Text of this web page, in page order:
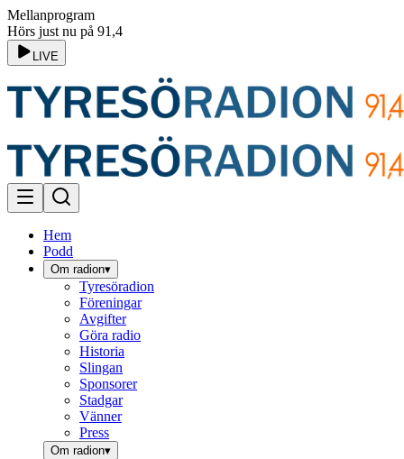
Mellanprogram
Hörs just nu på 91,4
LIVE
Hem
Podd
Om radion▾
Tyresöradion
Föreningar
Avgifter
Göra radio
Historia
Slingan
Sponsorer
Stadgar
Vänner
Press
Om radion▾